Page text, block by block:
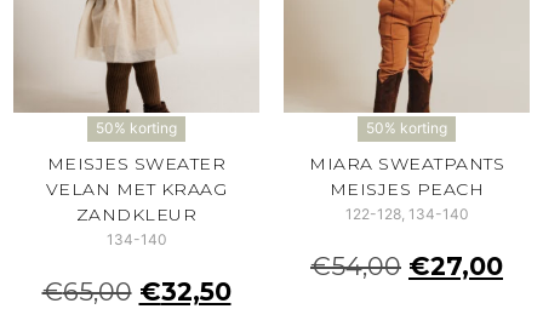
50% korting
MEISJES SWEATER
VELAN MET KRAAG
ZANDKLEUR
134-140
€65,00 €32,50
50% korting
MIARA SWEATPANTS
MEISJES PEACH
122-128, 134-140
€54,00 €27,00